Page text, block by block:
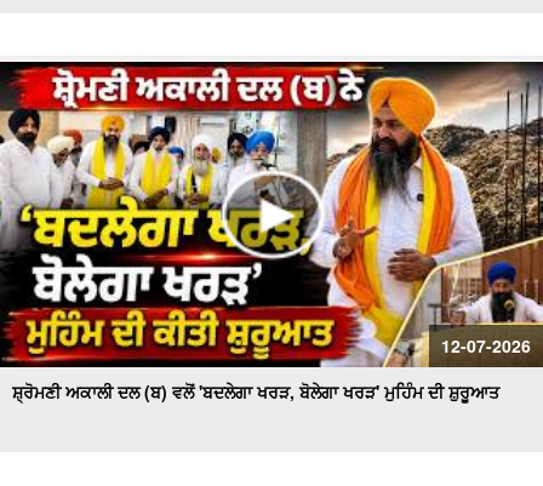
12-07-2026
ਸ਼੍ਰੋਮਣੀ ਅਕਾਲੀ ਦਲ (ਬ) ਵਲੋਂ 'ਬਦਲੇਗਾ ਖਰੜ, ਬੋਲੇਗਾ ਖਰੜ' ਮੁਹਿੰਮ ਦੀ ਸ਼ੁਰੂਆਤ